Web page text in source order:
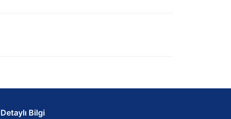
Detaylı Bilgi